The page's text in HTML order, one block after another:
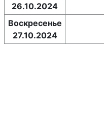
26.10.2024
Воскресенье
27.10.2024